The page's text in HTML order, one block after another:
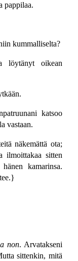
pappilaa.
kummalliselta?
löytänyt oikean
katsoo
vastaan.
näkemättä ota;
ilmoittakaa sitten
kamarinsa.
non. Arvatakseni
sittenkin, mitä